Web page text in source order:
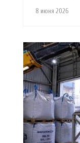
8 июня 2026